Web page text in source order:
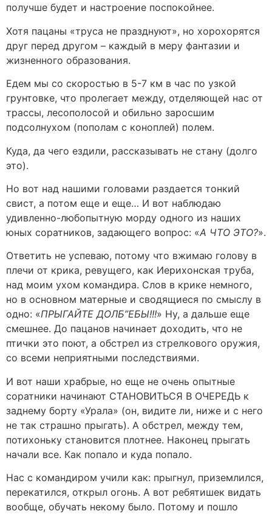
получше будет и настроение поспокойнее.
Хотя пацаны «труса не празднуют», но хорохорятся
друг перед другом – каждый в меру фантазии и
жизненного образования.
Едем мы со скоростью в 5-7 км в час по узкой
грунтовке, что пролегает между, отделяющей нас от
трассы, лесополосой и обильно заросшим
подсолнухом (пополам с коноплей) полем.
Куда, да чего ездили, рассказывать не стану (долго
это).
Но вот над нашими головами раздается тонкий
свист, а потом еще и еще… И вот наблюдаю
удивленно-любопытную морду одного из наших
юных соратников, задающего вопрос: «А ЧТО ЭТО?».
Ответить не успеваю, потому что вжимаю голову в
плечи от крика, ревущего, как Иерихонская труба,
над моим ухом командира. Слов в крике немного,
но в основном матерные и сводящиеся по смыслу в
одно: «ПРЫГАЙТЕ ДОЛБ”ЕБЫ!!!» Ну, а дальше еще
смешнее. До пацанов начинает доходить, что не
птички это поют, а обстрел из стрелкового оружия,
со всеми неприятными последствиями.
И вот наши храбрые, но еще не очень опытные
соратники начинают СТАНОВИТЬСЯ В ОЧЕРЕДЬ к
заднему борту «Урала» (он, видите ли, ниже и с него
не так страшно прыгать). А обстрел, между тем,
потихоньку становится плотнее. Наконец прыгать
начали все. Как попало и куда попало.
Нас с командиром учили как: прыгнул, приземлился,
перекатился, открыл огонь. А вот ребятишек видать
вообще, обучать некому было. Потому и пошло